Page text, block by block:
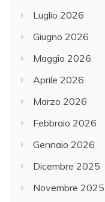
Luglio 2026
Giugno 2026
Maggio 2026
Aprile 2026
Marzo 2026
Febbraio 2026
Gennaio 2026
Dicembre 2025
Novembre 2025